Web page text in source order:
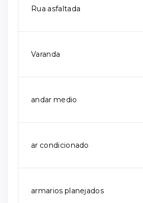
Rua asfaltada
Varanda
andar medio
ar condicionado
armarios planejados